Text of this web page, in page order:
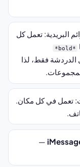
البريدية: تعمل كل
*bold*
فقط، لذا
تعمل في كل مكان.
—